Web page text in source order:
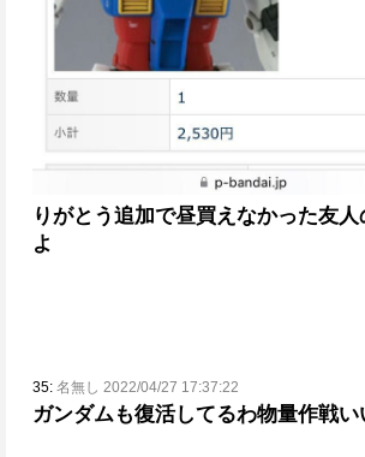
りがとう追加で昼買えなかった友
よ
35: 名無し 2022/04/27 17:37:22
ガンダムも復活してるわ物量作戦い